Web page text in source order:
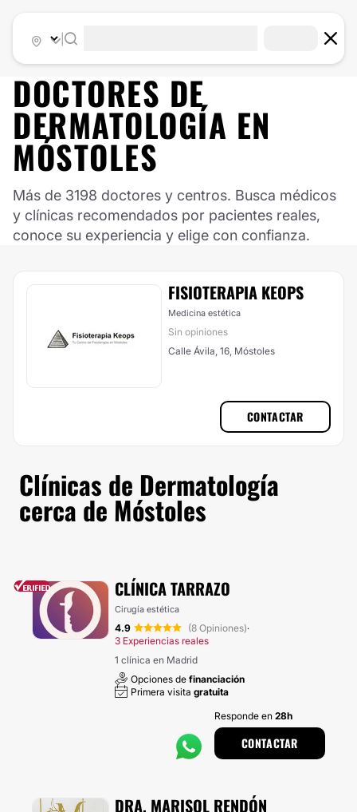
DOCTORES DE
DERMATOLOGÍA EN
MÓSTOLES
Más de 3198 doctores y centros. Busca médicos
y clínicas recomendados por pacientes reales,
conoce su experiencia y elige con confianza.
FISIOTERAPIA KEOPS
Medicina estética
Sin opiniones
Calle Ávila, 16, Móstoles
CONTACTAR
Clínicas de Dermatología
cerca de Móstoles
CLÍNICA TARRAZO
Cirugía estética
4.9 (8 Opiniones)·
3 Experiencias reales
1 clínica en Madrid
Opciones de financiación
Primera visita gratuita
Responde en 28h
CONTACTAR
DRA. MARISOL RENDÓN